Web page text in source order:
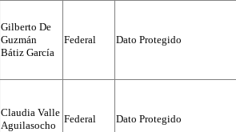
Gilberto De
Guzmán
Bátiz García
Federal Dato Protegido
Claudia Valle
Aguilasocho
Federal Dato Protegido